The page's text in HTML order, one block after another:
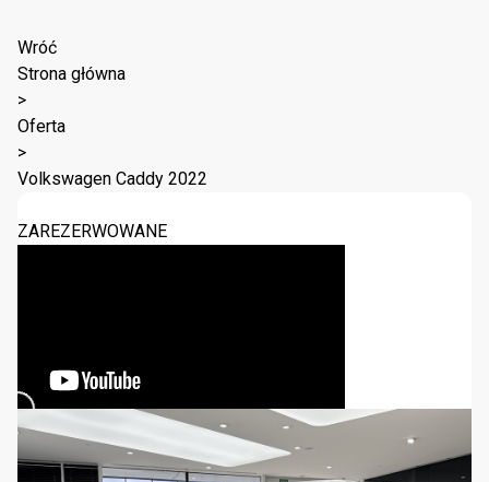
Wróć
Strona główna
>
Oferta
>
Volkswagen Caddy 2022
ZAREZERWOWANE